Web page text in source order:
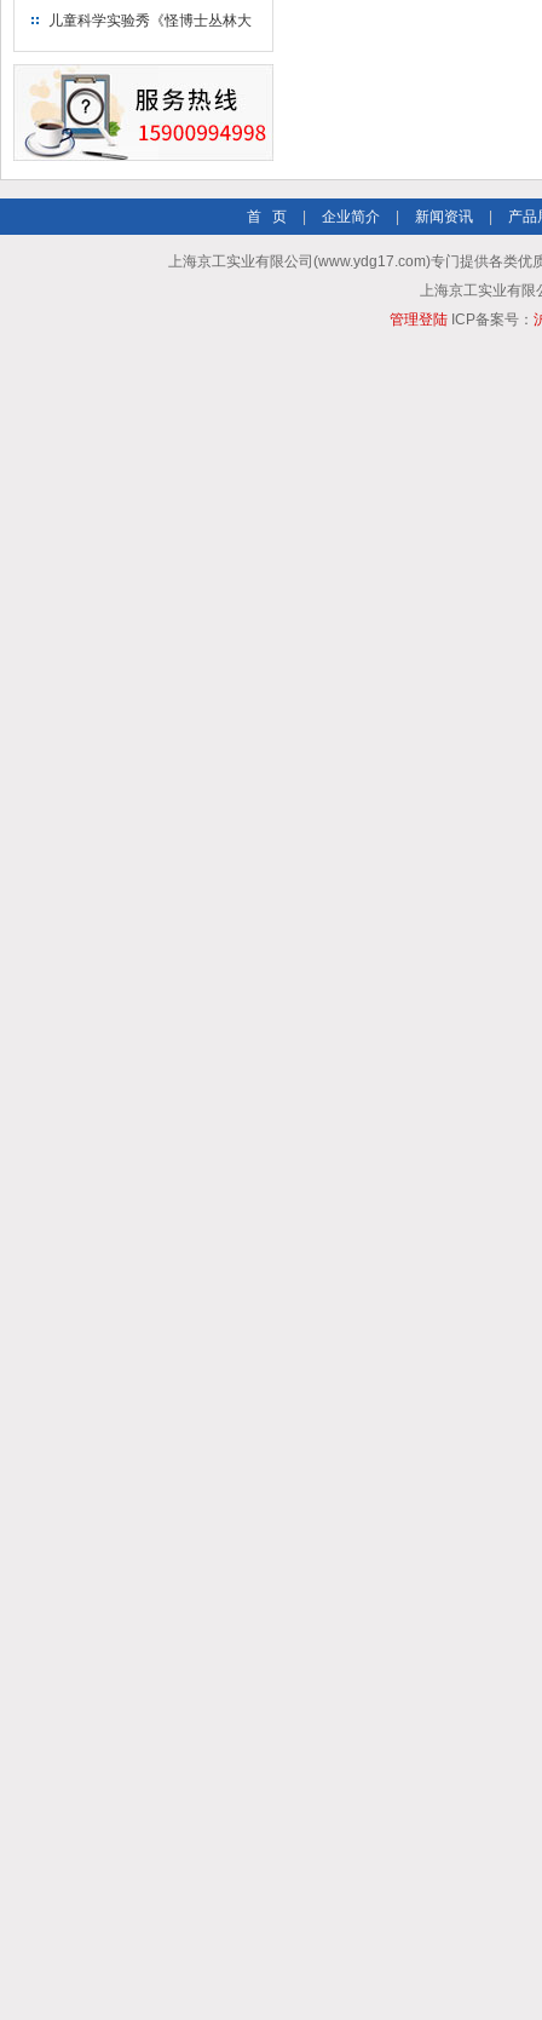
钢瓶存放标准
儿童科学实验秀《怪博士丛林大
及
首 页 企业简介 新闻资讯 产品
上海京工实业有限公司(www.ydg17.com)专门提供各类优
上海京工实业有限
管理登陆ICP备案号：